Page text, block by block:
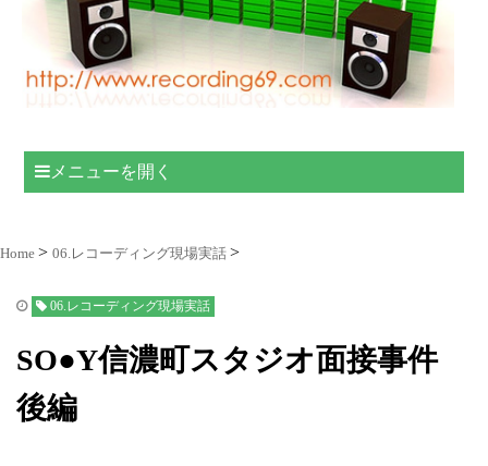
メニューを開く
Home 06.レコーディング現場実話
06.レコーディング現場実話
SO●Y信濃町スタジオ面接事件
後編